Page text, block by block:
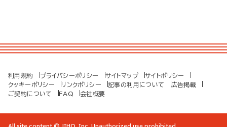
利用規約 プライバシーポリシー サイトマップ
サイトポリシー
クッキーポリシー
リンクポリシー 記事の利用について
広告掲載
ご契約について
FAQ 会社概要
All site content © JIHO, Inc. Unauthorized use prohibited